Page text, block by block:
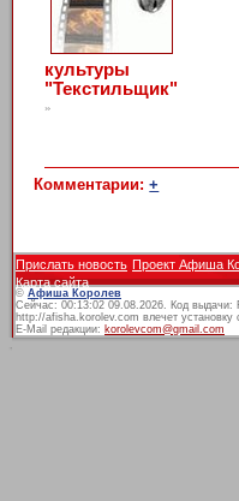
культуры
"Текстильщик"
»
Комментарии:+
Прислать новость Проект Афиша
Карта сайта
© Афиша Королев
Сейчас: 00:13:02 09.08.2026. Код выдачи:
http://afisha.korolev.com влечет установку
E-Mail редакции: korolevcom@gmail.com